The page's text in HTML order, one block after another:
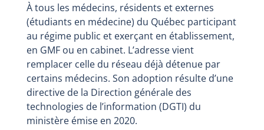
À tous les médecins, résidents et externes
(étudiants en médecine) du Québec participant
au régime public et exerçant en établissement,
en GMF ou en cabinet. L’adresse vient
remplacer celle du réseau déjà détenue par
certains médecins. Son adoption résulte d’une
directive de la Direction générale des
technologies de l’information (DGTI) du
ministère émise en 2020.